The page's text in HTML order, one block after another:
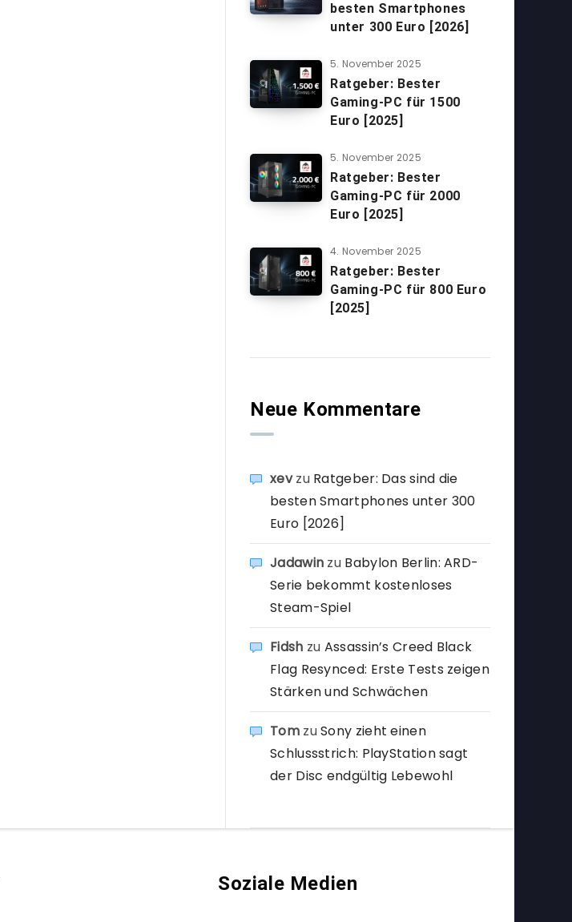
besten Smartphones
unter 300 Euro [2026]
5. November 2025
Ratgeber: Bester
Gaming-PC für 1500
Euro [2025]
5. November 2025
Ratgeber: Bester
Gaming-PC für 2000
Euro [2025]
4. November 2025
Ratgeber: Bester
Gaming-PC für 800 Euro
[2025]
Neue Kommentare
xevzu Ratgeber: Das sind die
besten Smartphones unter 300
Euro [2026]
Jadawin zu Babylon Berlin: ARD-
Serie bekommt kostenloses
Steam-Spiel
Fidsh zu Assassin’s Creed Black
Flag Resynced: Erste Tests zeigen
Stärken und Schwächen
TomzuSony zieht einen
Schlussstrich: PlayStation sagt
der Disc endgültig Lebewohl
Soziale Medien